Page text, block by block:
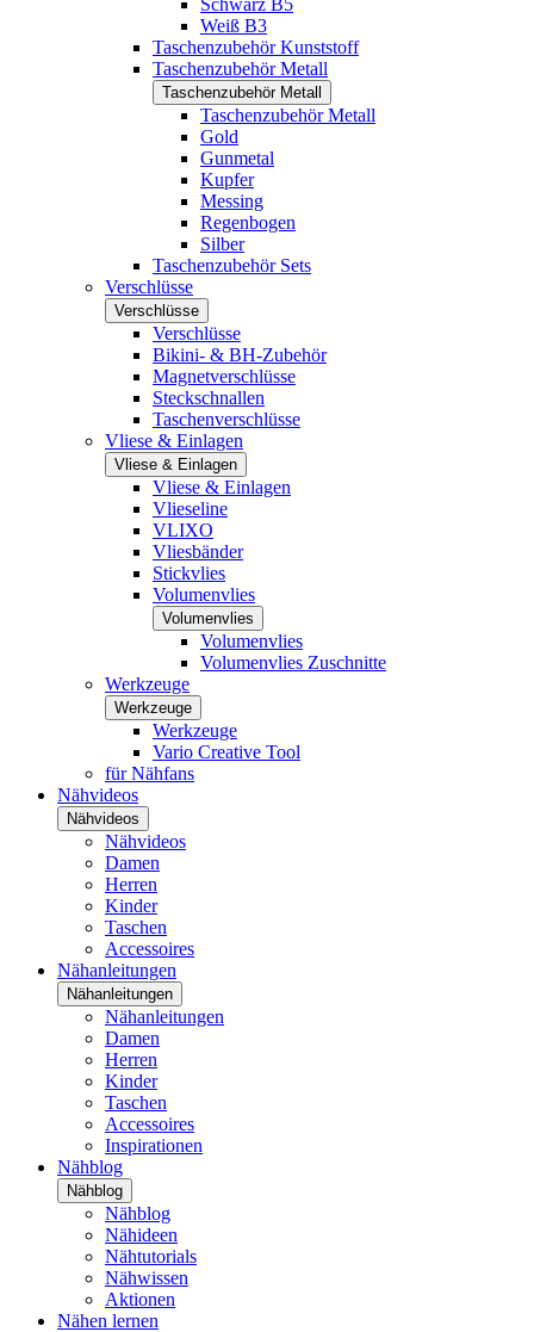
Schwarz B5
Weiß B3
Taschenzubehör Kunststoff
Taschenzubehör Metall
Taschenzubehör Metall
Taschenzubehör Metall
Gold
Gunmetal
Kupfer
Messing
Regenbogen
Silber
Taschenzubehör Sets
Verschlüsse
Verschlüsse
Verschlüsse
Bikini- & BH-Zubehör
Magnetverschlüsse
Steckschnallen
Taschenverschlüsse
Vliese & Einlagen
Vliese & Einlagen
Vliese & Einlagen
Vlieseline
VLIXO
Vliesbänder
Stickvlies
Volumenvlies
Volumenvlies
Volumenvlies
Volumenvlies Zuschnitte
Werkzeuge
Werkzeuge
Werkzeuge
Vario Creative Tool
für Nähfans
Nähvideos
Nähvideos
Nähvideos
Damen
Herren
Kinder
Taschen
Accessoires
Nähanleitungen
Nähanleitungen
Nähanleitungen
Damen
Herren
Kinder
Taschen
Accessoires
Inspirationen
Nähblog
Nähblog
Nähblog
Nähideen
Nähtutorials
Nähwissen
Aktionen
Nähen lernen